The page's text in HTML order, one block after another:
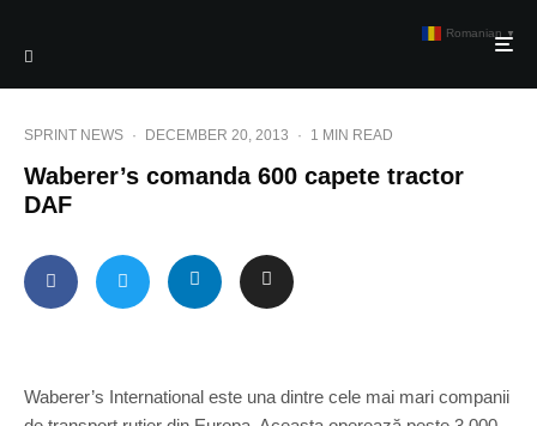
SPRINT NEWS · DECEMBER 20, 2013 · 1 MIN READ
Waberer’s comanda 600 capete tractor
DAF
Waberer’s International este una dintre cele mai mari companii
Romanian ▼